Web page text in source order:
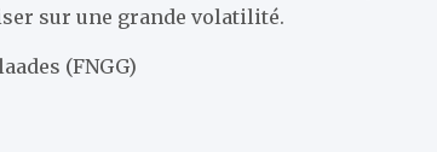
sur une grande volatilité.
(FNGG)